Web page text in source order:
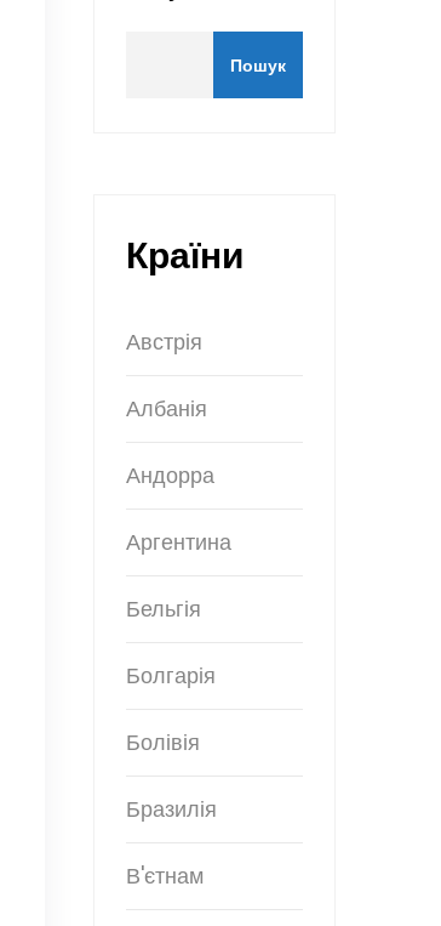
Пошук
Країни
Австрія
Албанія
Андорра
Аргентина
Бельгія
Болгарія
Болівія
Бразилія
В'єтнам